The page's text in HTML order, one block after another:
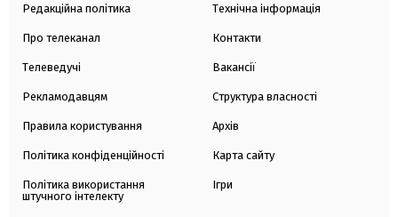
Редакційна політика
Про телеканал
Телеведучі
Рекламодавцям
Правила користування
Політика конфіденційності
Політика використання
штучного інтелекту
Технічна інформація
Контакти
Вакансії
Структура власності
Архів
Карта сайту
Ігри